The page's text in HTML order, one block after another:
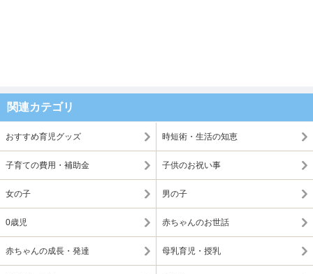
関連カテゴリ
おすすめ育児グッズ 時短術・生活の知恵
子育ての費用・補助金 子供のお祝い事
女の子 男の子
0歳児 赤ちゃんのお世話
赤ちゃんの成長・発達 母乳育児・授乳